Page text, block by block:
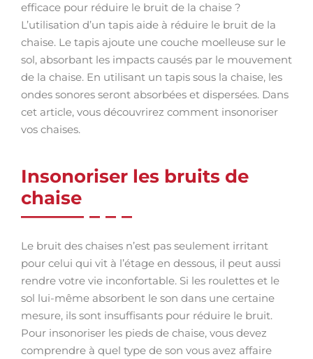
efficace pour réduire le bruit de la chaise ?
L’utilisation d’un tapis aide à réduire le bruit de la
chaise. Le tapis ajoute une couche moelleuse sur le
sol, absorbant les impacts causés par le mouvement
de la chaise. En utilisant un tapis sous la chaise, les
ondes sonores seront absorbées et dispersées. Dans
cet article, vous découvrirez comment insonoriser
vos chaises.
Insonoriser les bruits de
chaise
Le bruit des chaises n’est pas seulement irritant
pour celui qui vit à l’étage en dessous, il peut aussi
rendre votre vie inconfortable. Si les roulettes et le
sol lui-même absorbent le son dans une certaine
mesure, ils sont insuffisants pour réduire le bruit.
Pour insonoriser les pieds de chaise, vous devez
comprendre à quel type de son vous avez affaire